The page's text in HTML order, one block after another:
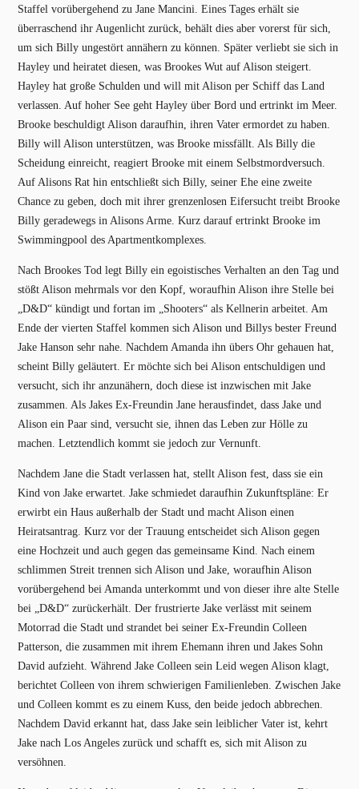
Staffel vorübergehend zu Jane Mancini. Eines Tages erhält sie
überraschend ihr Augenlicht zurück, behält dies aber vorerst für sich,
um sich Billy ungestört annähern zu können. Später verliebt sie sich in
Hayley und heiratet diesen, was Brookes Wut auf Alison steigert.
Hayley hat große Schulden und will mit Alison per Schiff das Land
verlassen. Auf hoher See geht Hayley über Bord und ertrinkt im Meer.
Brooke beschuldigt Alison daraufhin, ihren Vater ermordet zu haben.
Billy will Alison unterstützen, was Brooke missfällt. Als Billy die
Scheidung einreicht, reagiert Brooke mit einem Selbstmordversuch.
Auf Alisons Rat hin entschließt sich Billy, seiner Ehe eine zweite
Chance zu geben, doch mit ihrer grenzenlosen Eifersucht treibt Brooke
Billy geradewegs in Alisons Arme. Kurz darauf ertrinkt Brooke im
Swimmingpool des Apartmentkomplexes.
Nach Brookes Tod legt Billy ein egoistisches Verhalten an den Tag und
stößt Alison mehrmals vor den Kopf, woraufhin Alison ihre Stelle bei
„D&D“ kündigt und fortan im „Shooters“ als Kellnerin arbeitet. Am
Ende der vierten Staffel kommen sich Alison und Billys bester Freund
Jake Hanson sehr nahe. Nachdem Amanda ihn übers Ohr gehauen hat,
scheint Billy geläutert. Er möchte sich bei Alison entschuldigen und
versucht, sich ihr anzunähern, doch diese ist inzwischen mit Jake
zusammen. Als Jakes Ex-Freundin Jane herausfindet, dass Jake und
Alison ein Paar sind, versucht sie, ihnen das Leben zur Hölle zu
machen. Letztendlich kommt sie jedoch zur Vernunft.
Nachdem Jane die Stadt verlassen hat, stellt Alison fest, dass sie ein
Kind von Jake erwartet. Jake schmiedet daraufhin Zukunftspläne: Er
erwirbt ein Haus außerhalb der Stadt und macht Alison einen
Heiratsantrag. Kurz vor der Trauung entscheidet sich Alison gegen
eine Hochzeit und auch gegen das gemeinsame Kind. Nach einem
schlimmen Streit trennen sich Alison und Jake, woraufhin Alison
vorübergehend bei Amanda unterkommt und von dieser ihre alte Stelle
bei „D&D“ zurückerhält. Der frustrierte Jake verlässt mit seinem
Motorrad die Stadt und strandet bei seiner Ex-Freundin Colleen
Patterson, die zusammen mit ihrem Ehemann ihren und Jakes Sohn
David aufzieht. Während Jake Colleen sein Leid wegen Alison klagt,
berichtet Colleen von ihrem schwierigen Familienleben. Zwischen Jake
und Colleen kommt es zu einem Kuss, den beide jedoch abbrechen.
Nachdem David erkannt hat, dass Jake sein leiblicher Vater ist, kehrt
Jake nach Los Angeles zurück und schafft es, sich mit Alison zu
versöhnen.